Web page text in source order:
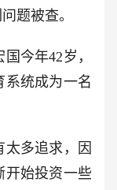
题被查。
今年42岁，
系统成为一名
多追求，因
开始投资一些